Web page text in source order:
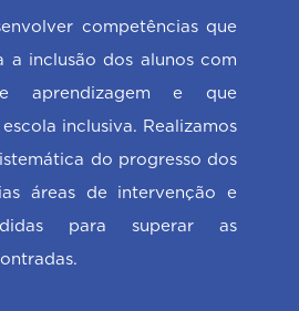
competências que
a inclusão dos alunos com
aprendizagem e que
inclusiva. Realizamos
do progresso dos
áreas de intervenção e
para superar as